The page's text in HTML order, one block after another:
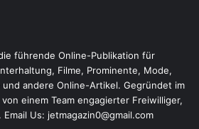
führende Online-Publikation für
Filme, Prominente, Mode,
andere Online-Artikel. Gegründet im
einem Team engagierter Freiwilliger,
Us: jetmagazin0@gmail.com